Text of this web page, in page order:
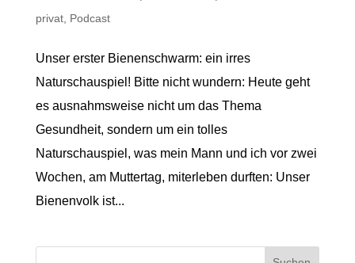
privat, Podcast
Unser erster Bienenschwarm: ein irres
Naturschauspiel! Bitte nicht wundern: Heute geht
es ausnahmsweise nicht um das Thema
Gesundheit, sondern um ein tolles
Naturschauspiel, was mein Mann und ich vor zwei
Wochen, am Muttertag, miterleben durften: Unser
Bienenvolk ist...